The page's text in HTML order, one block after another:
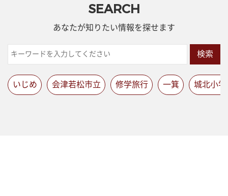
SEARCH
あなたが知りたい情報を探せます
検索
いじめ 会津若松市立 修学旅行 一箕 城北小